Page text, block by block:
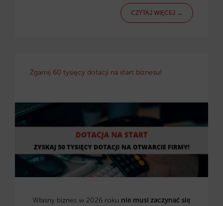
CZYTAJ WIĘCEJ →
Zgarnij 60 tysięcy dotacji na start biznesu!
Własny biznes w 2026 roku nie musi zaczynać się